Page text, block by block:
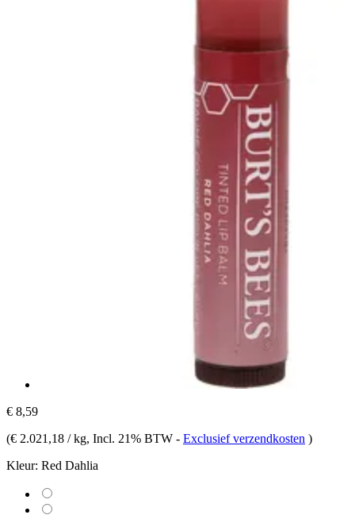
€ 8,59
(€ 2.021,18 / kg, Incl. 21% BTW - Exclusief verzendkosten )
Kleur: Red Dahlia